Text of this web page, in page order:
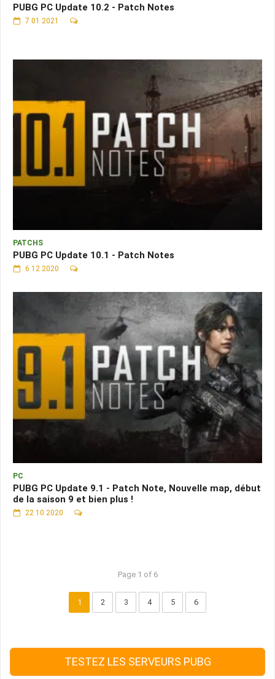
PUBG PC Update 10.2 - Patch Notes
7 01 2021
PATCHS
PUBG PC Update 10.1 - Patch Notes
6 12 2020
PC
PUBG PC Update 9.1 - Patch Note, Nouvelle map, début
de la saison 9 et bien plus !
22 10 2020
Page 1 of 6
1 2 3 4 5 6
TESTEZ LES SERVEURS PUBG